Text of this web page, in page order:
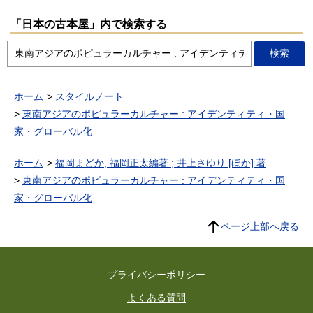
「日本の古本屋」内で検索する
ホーム
スタイルノート
東南アジアのポピュラーカルチャー : アイデンティティ・国
家・グローバル化
ホーム
福岡まどか, 福岡正太編著 ; 井上さゆり [ほか] 著
東南アジアのポピュラーカルチャー : アイデンティティ・国
家・グローバル化
ページ上部へ戻る
プライバシーポリシー
よくある質問